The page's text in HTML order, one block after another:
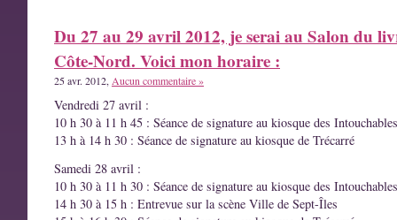
Du 27 au 29 avril 2012, je serai au Salon du
Côte-Nord. Voici mon horaire :
25 avr. 2012, Aucun commentaire »
Vendredi 27 avril :
10 h 30 à 11 h 45 : Séance de signature au kiosque des Intouchables
13 h à 14 h 30 : Séance de signature au kiosque de Trécarré
Samedi 28 avril :
10 h 30 à 11 h 30 : Séance de signature au kiosque des Intouchables
14 h 30 à 15 h : Entrevue sur la scène Ville de Sept-Îles